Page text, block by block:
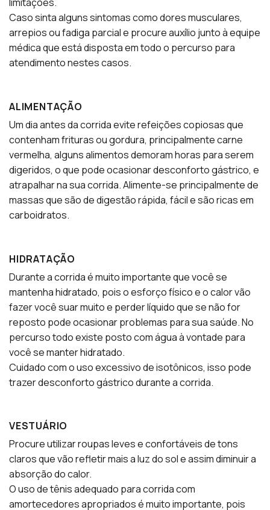
Caso sinta alguns sintomas como dores musculares,
arrepios ou fadiga parcial e procure auxílio junto à equipe
médica que está disposta em todo o percurso para
atendimento nestes casos.
ALIMENTAÇÃO
Um dia antes da corrida evite refeições copiosas que
contenham frituras ou gordura, principalmente carne
vermelha, alguns alimentos demoram horas para serem
digeridos, o que pode ocasionar desconforto gástrico, e
atrapalhar na sua corrida. Alimente-se principalmente de
massas que são de digestão rápida, fácil e são ricas em
carboidratos.
HIDRATAÇÃO
Durante a corrida é muito importante que você se
mantenha hidratado, pois o esforço físico e o calor vão
fazer você suar muito e perder líquido que se não for
reposto pode ocasionar problemas para sua saúde. No
percurso todo existe posto com água à vontade para
você se manter hidratado.
Cuidado com o uso excessivo de isotônicos, isso pode
trazer desconforto gástrico durante a corrida.
VESTUÁRIO
Procure utilizar roupas leves e confortáveis de tons
claros que vão refletir mais a luz do sol e assim diminuir a
absorção do calor.
O uso de tênis adequado para corrida com
amortecedores apropriados é muito importante, pois